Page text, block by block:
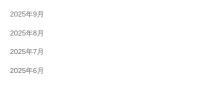
2025年9月
2025年8月
2025年7月
2025年6月